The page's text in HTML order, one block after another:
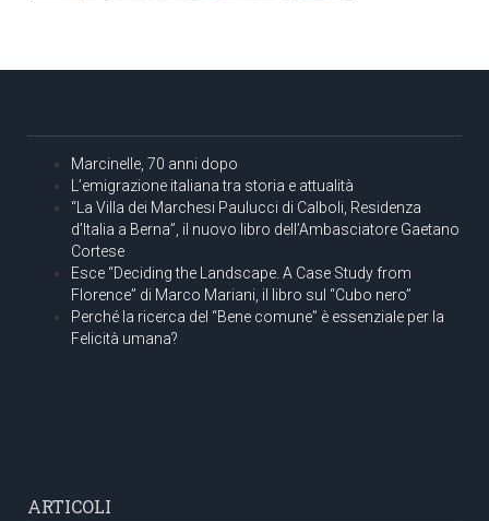
Marcinelle, 70 anni dopo
L’emigrazione italiana tra storia e attualità
“La Villa dei Marchesi Paulucci di Calboli, Residenza
d’Italia a Berna”, il nuovo libro dell’Ambasciatore Gaetano
Cortese
Esce “Deciding the Landscape. A Case Study from
Florence” di Marco Mariani, il libro sul “Cubo nero”
Perché la ricerca del “Bene comune” è essenziale per la
Felicità umana?
ARTICOLI